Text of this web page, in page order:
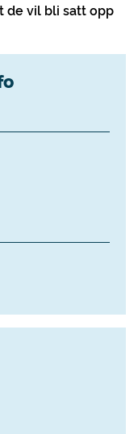
de vil bli satt opp